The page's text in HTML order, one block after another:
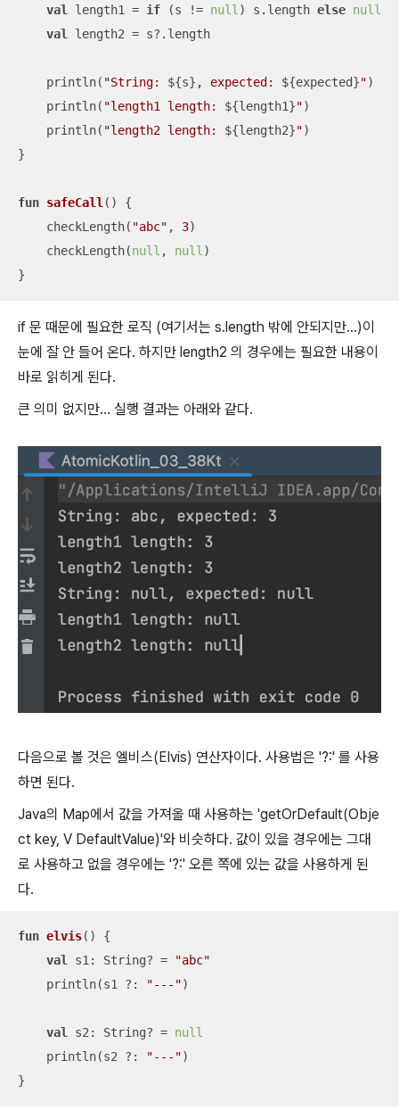
val
length1 = if (s != null ) s.length else null
val
length2 = s?.length
    println(
"String: ${s} , expected: ${expected}")
    println(
"length1 length: ${length1}")
    println(
"length2 length: ${length2}")
}
fun safeCall ()
{
    checkLength(
"abc" , 3)
    checkLength(
null , null )
}
if 문 때문에 필요한 로직 (여기서는 s.length 밖에 안되지만...)이
눈에 잘 안 들어 온다. 하지만 length2 의 경우에는 필요한 내용이
바로 읽히게 된다.
큰 의미 없지만... 실행 결과는 아래와 같다.
다음으로 볼 것은 엘비스(Elvis) 연산자이다. 사용법은 '?:' 를 사용
하면 된다.
Java의 Map에서 값을 가져올 때 사용하는 'getOrDefault(Obje
ct key, V DefaultValue)'와 비슷하다. 값이 있을 경우에는 그대
로 사용하고 없을 경우에는 '?:' 오른 쪽에 있는 값을 사용하게 된
다.
fun elvis()
{
val
s1: String? =
"abc"
    println(s1 ?:
"---")
val s2: String? = null
    println(s2 ?:
"---")
}